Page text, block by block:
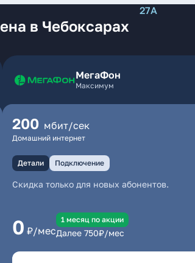
27А
в Чебоксарах
МегаФон
Максимум
200 мбит/сек
Домашний интернет
Детали Подключение
Скидка только для новых абонентов.
0 ₽/мес
1 месяц по акции
Далее 750₽/мес